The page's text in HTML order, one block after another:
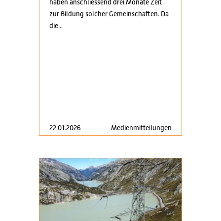
haben anschliessend drei Monate Zeit
zur Bildung solcher Gemeinschaften. Da
die...
22.01.2026 Medienmitteilungen